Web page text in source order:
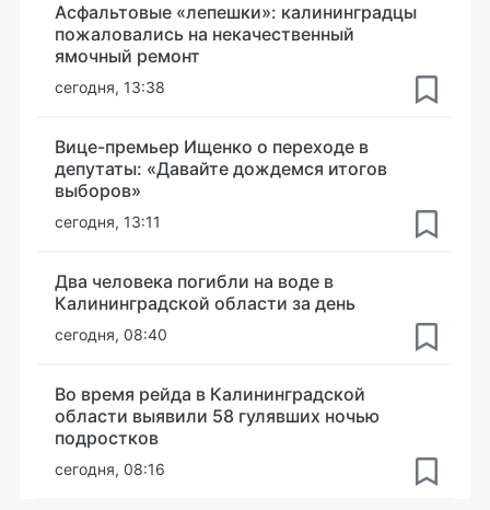
Асфальтовые «лепешки»: калининградцы
пожаловались на некачественный
ямочный ремонт
сегодня, 13:38
Вице-премьер Ищенко о переходе в
депутаты: «Давайте дождемся итогов
выборов»
сегодня, 13:11
Два человека погибли на воде в
Калининградской области за день
сегодня, 08:40
Во время рейда в Калининградской
области выявили 58 гулявших ночью
подростков
сегодня, 08:16